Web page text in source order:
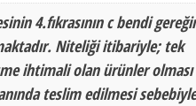
4.fıkrasının c bendi
Niteliği itibariyle; tek
ihtimali olan ürünler olması
teslim edilmesi